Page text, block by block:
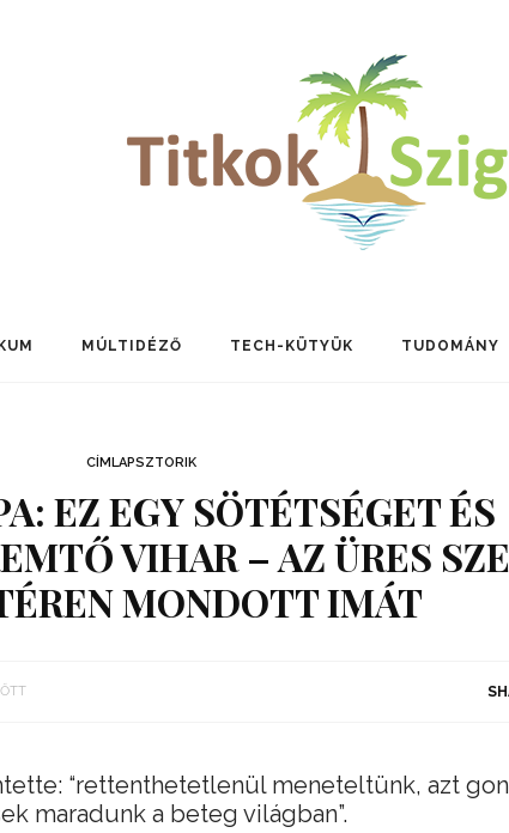
MÚLTIDÉZŐ TECH-KÜTYÜK TUDOMÁNY
CÍMLAPSZTORIK
EZ EGY SÖTÉTSÉGET ÉS
VIHAR – AZ ÜRES
MONDOTT IMÁT
“rettenthetetlenül meneteltünk, azt
maradunk a beteg világban”.